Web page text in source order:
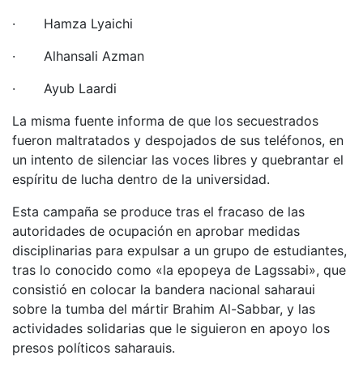
· Hamza Lyaichi
· Alhansali Azman
· Ayub Laardi
La misma fuente informa de que los secuestrados
fueron maltratados y despojados de sus teléfonos, en
un intento de silenciar las voces libres y quebrantar el
espíritu de lucha dentro de la universidad.
Esta campaña se produce tras el fracaso de las
autoridades de ocupación en aprobar medidas
disciplinarias para expulsar a un grupo de estudiantes,
tras lo conocido como «la epopeya de Lagssabi», que
consistió en colocar la bandera nacional saharaui
sobre la tumba del mártir Brahim Al-Sabbar, y las
actividades solidarias que le siguieron en apoyo los
presos políticos saharauis.